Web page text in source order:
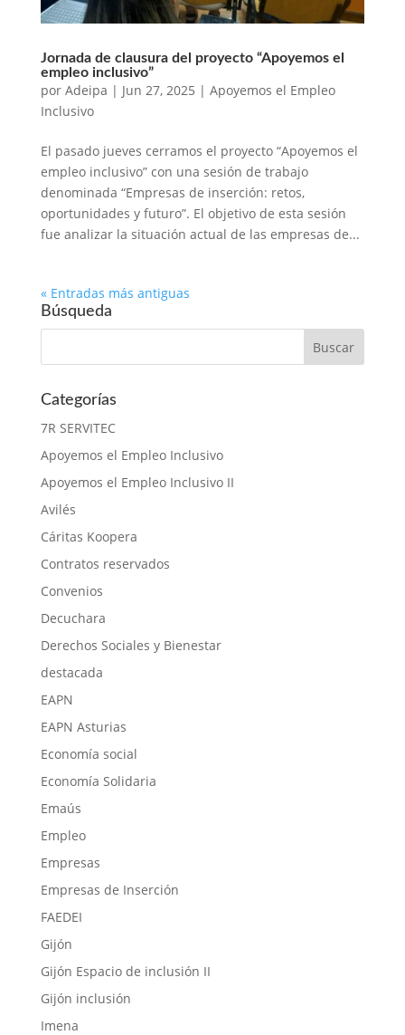
Jornada de clausura del proyecto “Apoyemos el
empleo inclusivo”
por Adeipa | Jun 27, 2025 | Apoyemos el Empleo
Inclusivo
El pasado jueves cerramos el proyecto “Apoyemos el
empleo inclusivo” con una sesión de trabajo
denominada “Empresas de inserción: retos,
oportunidades y futuro”. El objetivo de esta sesión
fue analizar la situación actual de las empresas de...
« Entradas más antiguas
Búsqueda
Categorías
7R SERVITEC
Apoyemos el Empleo Inclusivo
Apoyemos el Empleo Inclusivo II
Avilés
Cáritas Koopera
Contratos reservados
Convenios
Decuchara
Derechos Sociales y Bienestar
destacada
EAPN
EAPN Asturias
Economía social
Economía Solidaria
Emaús
Empleo
Empresas
Empresas de Inserción
FAEDEI
Gijón
Gijón Espacio de inclusión II
Gijón inclusión
Imena